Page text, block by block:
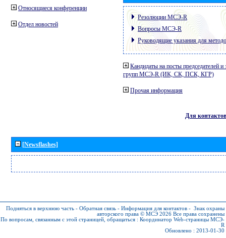
Относящиеся конференции
Отдел новостей
Резолюции МСЭ-R
Вопросы МСЭ-R
Руководящие указания для
Кандидаты на посты председателей и
групп МСЭ-R (ИК, СК, ПСК, КГР)
Прочая информация
Для контактов
[Newsflashes]
Подняться в верхнюю часть - Обратная связь - Информация для контактов - Знак охраны
авторского права © МСЭ 2026 Все права сохранены
По вопросам, связанным с этой страницей, обращаться : Координатор Web-страницы МСЭ-
R
Обновлено : 2013-01-30